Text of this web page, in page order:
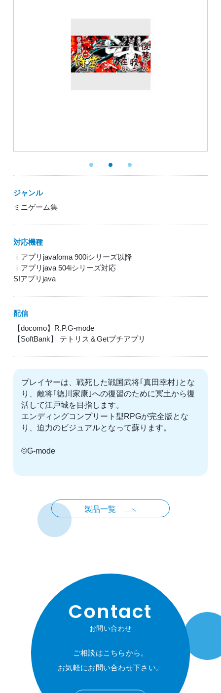
ジャンル
ミニゲーム集
対応機種
ｉアプリjavafoma 900iシリーズ以降
ｉアプリjava 504iシリーズ対応
S!アプリjava
配信
【docomo】R.P.G-mode
【SoftBank】 テトリス＆Getプチアプリ
プレイヤーは、戦死した戦国武将｢真田幸村｣とな
り、敵将｢徳川家康｣への復習のために冥土から復
活して江戸城を目指します。
エンディングコンプリート型RPGが完全版とな
り、迫力のビジュアルとなって蘇ります。
©G-mode
製品一覧
Contact
お問い合わせ
ご相談はこちらから。
お気軽にお問い合わせ下さい。